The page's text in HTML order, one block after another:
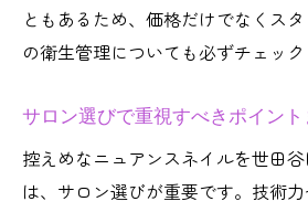
ともあるため、価格だけでなくス
の衛生管理についても必ずチェック
サロン選びで重視すべきポイント
控えめなニュアンスネイルを世田
は、サロン選びが重要です。技術力